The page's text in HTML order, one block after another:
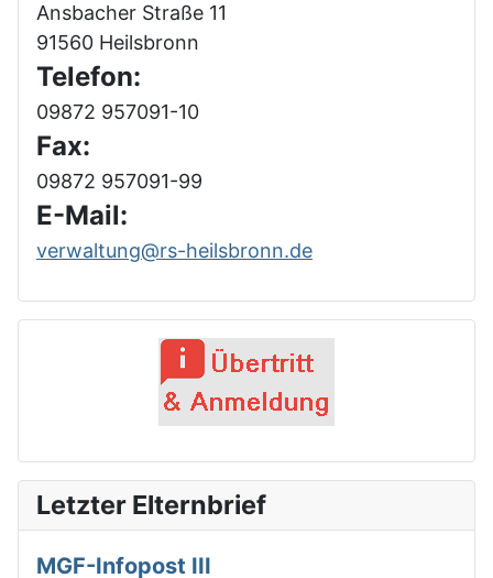
Ansbacher Straße 11
91560 Heilsbronn
Telefon:
09872 957091-10
Fax:
09872 957091-99
E-Mail:
verwaltung@rs-heilsbronn.de
Letzter Elternbrief
MGF-Infopost III